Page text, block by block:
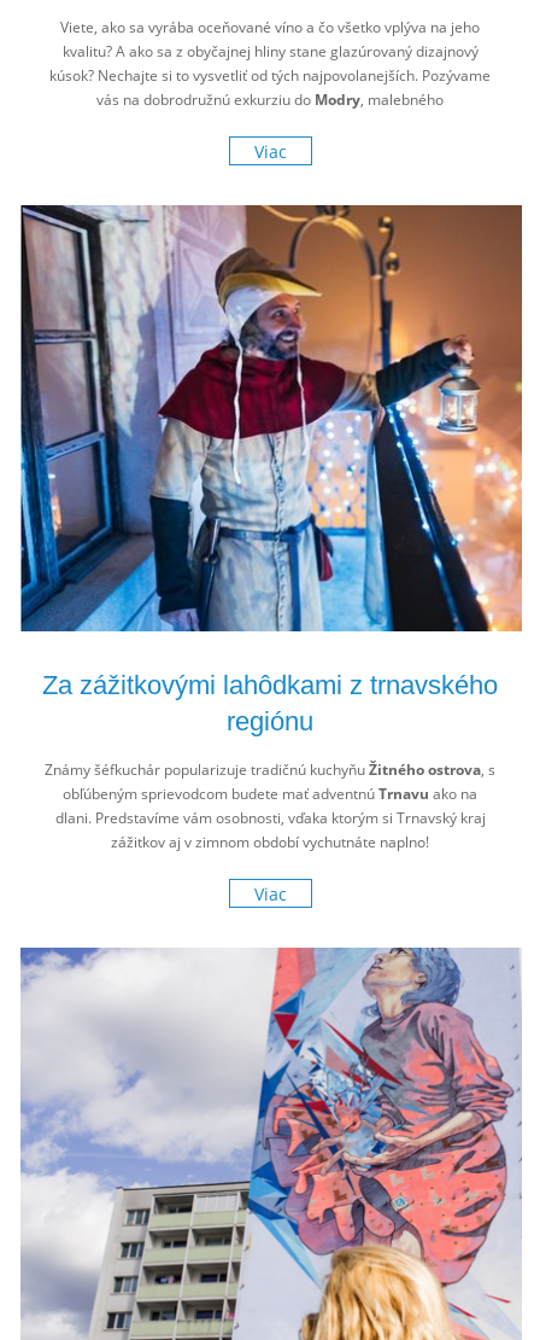
Viete, ako sa vyrába oceňované víno a čo všetko vplýva na jeho
kvalitu? A ako sa z obyčajnej hliny stane glazúrovaný dizajnový
kúsok? Nechajte si to vysvetliť od tých najpovolanejších. Pozývame
vás na dobrodružnú exkurziu do Modry, malebného
Viac
Za zážitkovými lahôdkami z trnavského
regiónu
Známy šéfkuchár popularizuje tradičnú kuchyňuŽitného ostrova, s
obľúbeným sprievodcom budete mať adventnúTrnavu ako na
dlani. Predstavíme vám osobnosti, vďaka ktorým si Trnavský kraj
zážitkov aj v zimnom období vychutnáte naplno!
Viac